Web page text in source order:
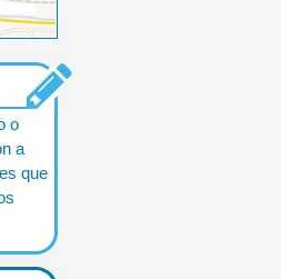
o
a
que